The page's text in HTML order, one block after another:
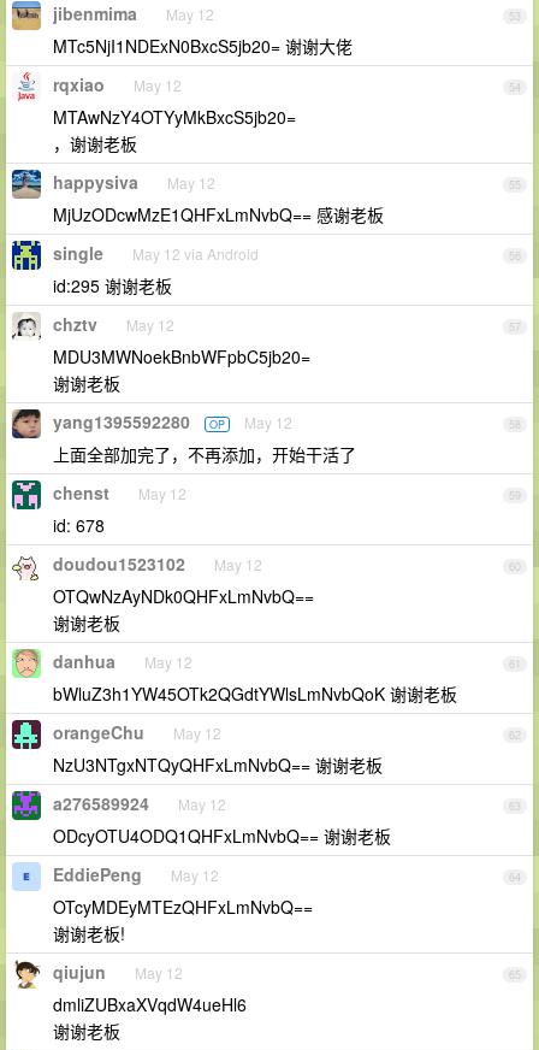
53
jibenmima May 12
MTc5NjI1NDExN0BxcS5jb20= 谢谢大佬
54
rqxiao May 12
MTAwNzY4OTYyMkBxcS5jb20=
，谢谢老板
55
happysiva May 12
MjUzODcwMzE1QHFxLmNvbQ== 感谢老板
56
single May 12 via Android
id:295 谢谢老板
57
chztv May 12
MDU3MWNoekBnbWFpbC5jb20=
谢谢老板
58
yang1395592280 OP May 12
上面全部加完了，不再添加，开始干活了
59
chenst May 12
id: 678
60
doudou1523102 May 12
OTQwNzAyNDk0QHFxLmNvbQ==
谢谢老板
61
danhua May 12
bWluZ3h1YW45OTk2QGdtYWlsLmNvbQoK 谢谢老板
62
orangeChu May 12
NzU3NTgxNTQyQHFxLmNvbQ== 谢谢老板
63
a276589924 May 12
ODcyOTU4ODQ1QHFxLmNvbQ== 谢谢老板
64
EddiePeng May 12
OTcyMDEyMTEzQHFxLmNvbQ==
谢谢老板!
65
qiujun May 12
dmliZUBxaXVqdW4ueHl6
谢谢老板